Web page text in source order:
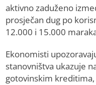
aktivno zaduženo
prosječan dug po
12.000 i 15.000
Ekonomisti
stanovništva ukazuje
gotovinskim